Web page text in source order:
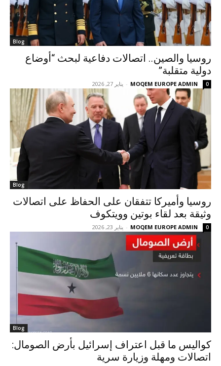
Blog
روسيا والصين.. اتصالات دفاعية لبحث “أوضاع
دولية متقلبة”
MOQEM EUROPE ADMIN
- يناير 27, 2026 0
Blog
روسيا وأميركا تتفقان على الحفاظ على اتصالات
وثيقة بعد لقاء بوتين وويتكوف
MOQEM EUROPE ADMIN
- يناير 23, 2026 0
Blog
كواليس ما قبل اعتراف إسرائيل بأرض الصومال:
اتصالات ومهلة وزيارة سرية